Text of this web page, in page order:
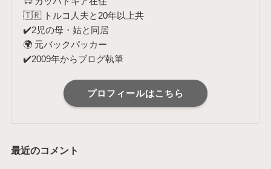
🇹🇷 トルコ人夫と20年以上共
✔️2児の母・姑と同居
🌍 元バックパッカー
✔️2009年からブログ執筆
プロフィールはこちら
最近のコメント